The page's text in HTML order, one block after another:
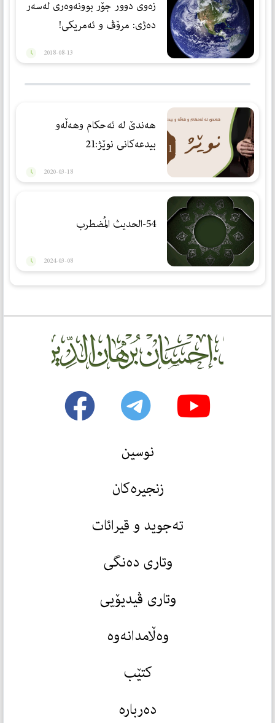
زه‌وی دوور جۆر بوونه‌وه‌ری له‌سه‌ر
ده‌ژی: مرۆڤ و ئه‌مریكی!
2018-08-13
هەندێ لە ئەحکام وهەڵەو
بیدعەکانی نوێژ:21
2020-03-18
54-الحديث المُضطرب
2024-03-08
نوسین
زنجیرەکان
تەجوید و قیرائات
وتاری دەنگی
وتاری ڤیدیۆیی
وەڵامدانەوە
کتێب
دەربارە